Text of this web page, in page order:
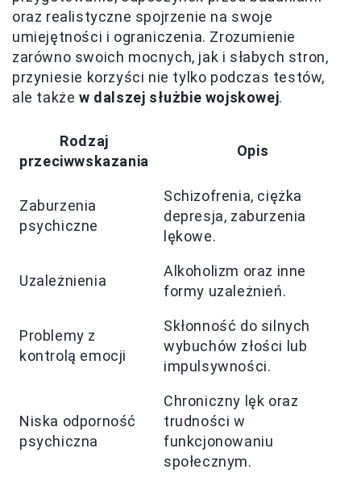
oraz realistyczne spojrzenie na swoje
umiejętności i ograniczenia. Zrozumienie
zarówno swoich mocnych, jak i słabych stron,
przyniesie korzyści nie tylko podczas testów,
ale także w dalszej służbie wojskowej.
Rodzaj
przeciwwskazania
Opis
Zaburzenia
psychiczne
Schizofrenia, ciężka
depresja, zaburzenia
lękowe.
Uzależnienia
Alkoholizm oraz inne
formy uzależnień.
Problemy z
kontrolą emocji
Skłonność do silnych
wybuchów złości lub
impulsywności.
Niska odporność
psychiczna
Chroniczny lęk oraz
trudności w
funkcjonowaniu
społecznym.